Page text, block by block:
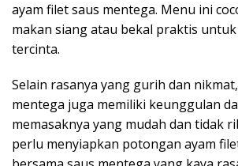
ayam filet saus mentega. Menu ini
makan siang atau bekal praktis
tercinta.
Selain rasanya yang gurih dan
mentega juga memiliki keunggulan
memasaknya yang mudah dan tidak
perlu menyiapkan potongan ayam